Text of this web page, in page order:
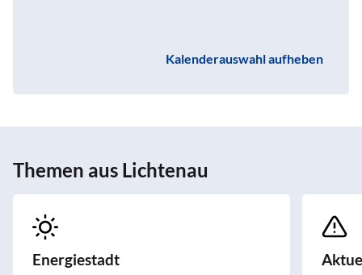
Kalenderauswahl aufheben
Themen aus Lichtenau
Energiestadt